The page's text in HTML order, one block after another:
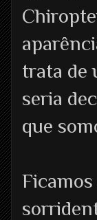
trata de
seria
que